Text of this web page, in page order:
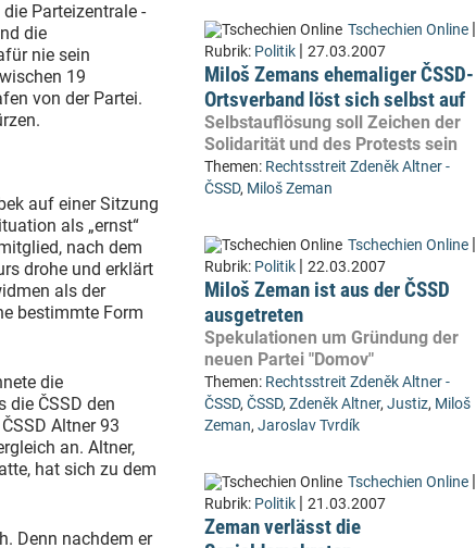
Parteizentrale -
die
nie sein
19
von der Partei.
auf einer Sitzung
als „ernst“
nach dem
drohe und erklärt
als der
bestimmte Form
die
die ČSSD den
Altner 93
an. Altner,
hat sich zu dem
Denn nachdem er
Tschechien Online |
Rubrik: Politik | 27.03.2007
Miloš Zemans ehemaliger ČSSD-
Ortsverband löst sich selbst auf
Selbstauflösung soll Zeichen der
Solidarität und des Protests sein
Themen: Rechtsstreit Zdeněk Altner -
ČSSD, Miloš Zeman
Tschechien Online |
Rubrik: Politik | 22.03.2007
Miloš Zeman ist aus der ČSSD
ausgetreten
Spekulationen um Gründung der
neuen Partei "Domov"
Themen: Rechtsstreit Zdeněk Altner -
ČSSD, ČSSD, Zdeněk Altner, Justiz, Miloš
Zeman, Jaroslav Tvrdík
Tschechien Online |
Rubrik: Politik | 21.03.2007
Zeman verlässt die